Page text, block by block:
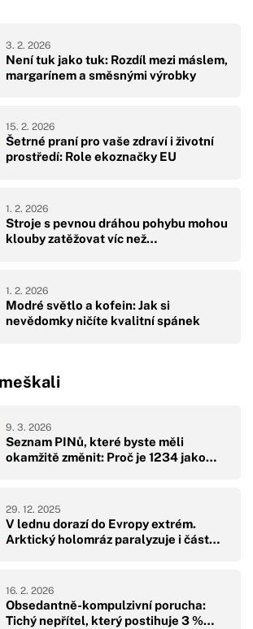
Není tuk jako tuk: Rozdíl mezi máslem,
margarínem a směsnými výrobky
3. 2. 2026
Šetrné praní pro vaše zdraví i životní
prostředí: Role ekoznačky EU
15. 2. 2026
Stroje s pevnou dráhou pohybu mohou
klouby zatěžovat víc než…
1. 2. 2026
Modré světlo a kofein: Jak si
nevědomky ničíte kvalitní spánek
1. 2. 2026
Seznam PINů, které byste měli
okamžitě změnit: Proč je 1234 jako…
9. 3. 2026
V lednu dorazí do Evropy extrém.
Arktický holomráz paralyzuje i část…
29. 12. 2025
Obsedantně-kompulzivní porucha:
Tichý nepřítel, který postihuje 3 %…
16. 2. 2026